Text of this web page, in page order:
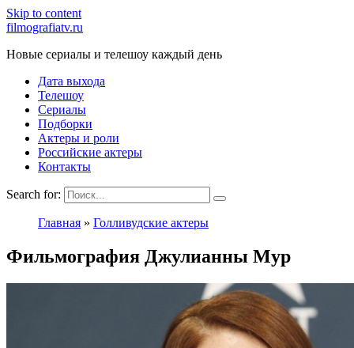
Skip to content
filmografiatv.ru
Новые сериалы и телешоу каждый день
Дата выхода
Телешоу
Сериалы
Подборки
Актеры и роли
Российские актеры
Контакты
Search for:
Главная » Голливудские актеры
Фильмография Джулианны Мур